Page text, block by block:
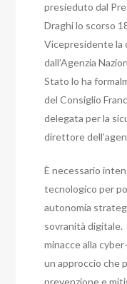
presieduto dal
Draghi lo scorso
Vicepresidente la
dall’Agenzia
Stato lo ha
del Consiglio
delegata per la
direttore
È necessario
tecnologico per
autonomia
sovranità digitale.
minacce alla
un approccio che
prevenzione e